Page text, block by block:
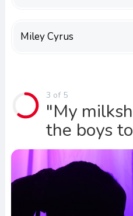
Miley Cyrus
3 of 5
"My
the boys